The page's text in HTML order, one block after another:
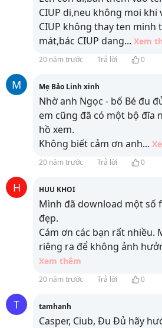
CIUP di,neu không moi khi
CIUP không thay ten minh
mát,bác CIUP dang... Xem
20 năm trước Trả lời 0
M Mẹ Bảo Linh xinh
Nhờ anh Ngọc - bố Bé đu
em cũng đã có một bộ đĩa
hồ xem.
Không biết cảm ơn anh...
20 năm trước Trả lời 0
H HUU KHOI
Mình đã download một số
đẹp.
Cám ơn các bạn rất nhiều.
riêng ra để không ảnh
Xem thêm
20 năm trước Trả lời 0
T tamhanh
Casper, Ciub, Đu Đủ hãy